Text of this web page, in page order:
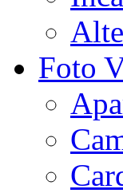
Foto